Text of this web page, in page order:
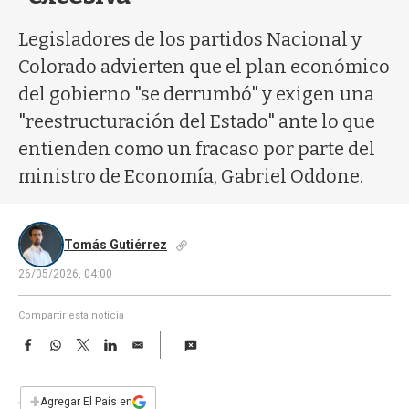
Legisladores de los partidos Nacional y
Colorado advierten que el plan económico
del gobierno "se derrumbó" y exigen una
"reestructuración del Estado" ante lo que
entienden como un fracaso por parte del
ministro de Economía, Gabriel Oddone.
Tomás Gutiérrez
26/05/2026, 04:00
Compartir esta noticia
F
e
W
T
w
t
L
E
i
+Agregar El País en